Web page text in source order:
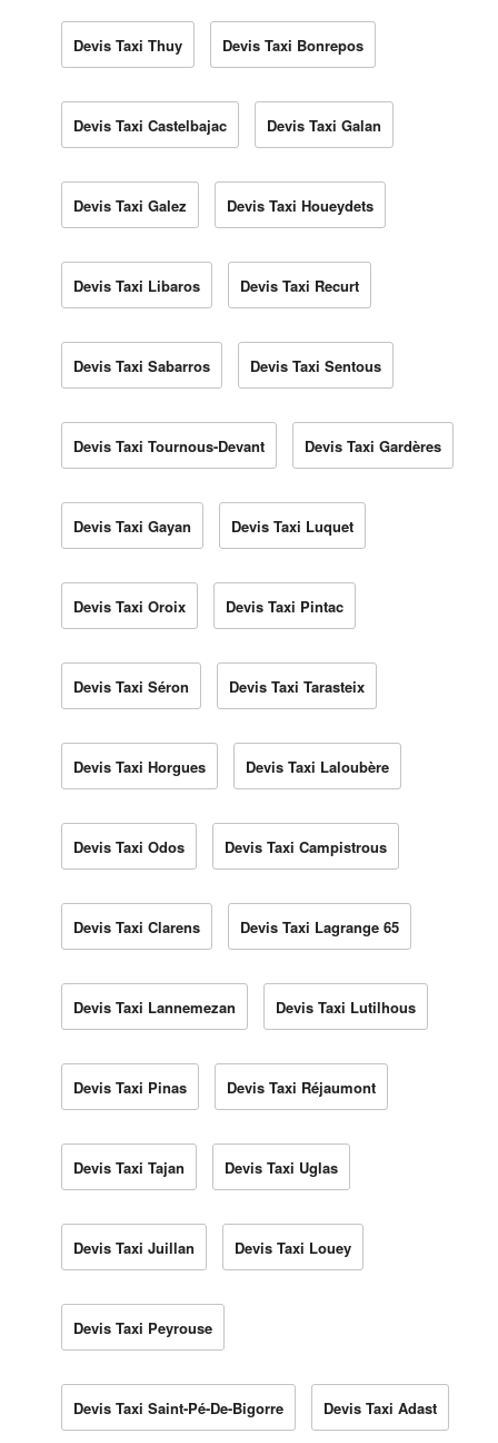
Devis Taxi Thuy Devis Taxi Bonrepos
Devis Taxi Castelbajac Devis Taxi Galan
Devis Taxi Galez Devis Taxi Houeydets
Devis Taxi Libaros Devis Taxi Recurt
Devis Taxi Sabarros Devis Taxi Sentous
Devis Taxi Tournous-Devant Devis Taxi Gardères
Devis Taxi Gayan Devis Taxi Luquet
Devis Taxi Oroix Devis Taxi Pintac
Devis Taxi Séron Devis Taxi Tarasteix
Devis Taxi Horgues Devis Taxi Laloubère
Devis Taxi Odos Devis Taxi Campistrous
Devis Taxi Clarens Devis Taxi Lagrange 65
Devis Taxi Lannemezan Devis Taxi Lutilhous
Devis Taxi Pinas Devis Taxi Réjaumont
Devis Taxi Tajan Devis Taxi Uglas
Devis Taxi Juillan Devis Taxi Louey
Devis Taxi Peyrouse
Devis Taxi Saint-Pé-De-Bigorre Devis Taxi Adast